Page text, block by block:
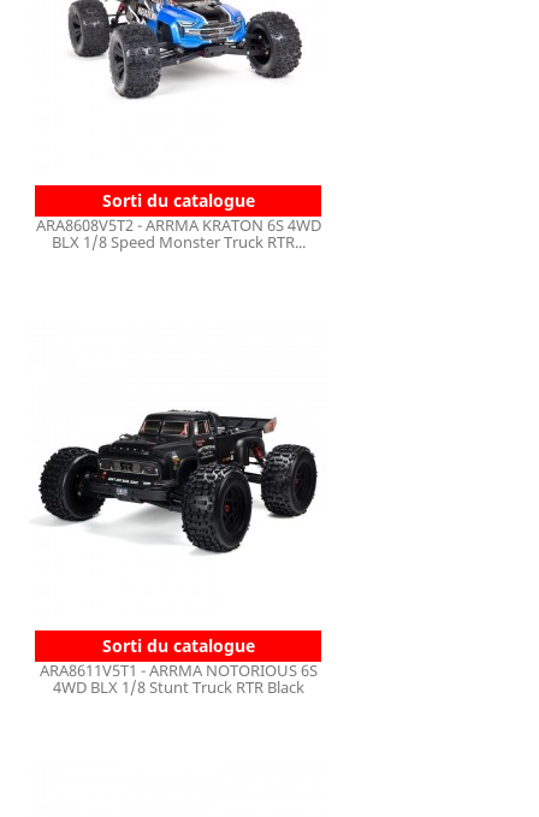
Sorti du catalogue
ARA8608V5T2 - ARRMA KRATON 6S 4WD
BLX 1/8 Speed Monster Truck RTR...
Sorti du catalogue
ARA8611V5T1 - ARRMA NOTORIOUS 6S
4WD BLX 1/8 Stunt Truck RTR Black